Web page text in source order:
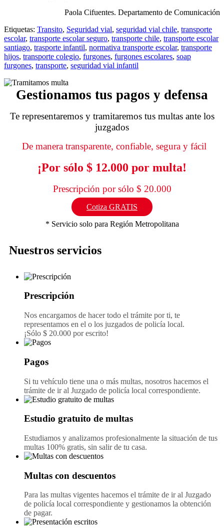
Paola Cifuentes. Departamento de Comunicación
Etiquetas: Transito, Seguridad vial, seguridad vial chile, transporte
escolar, transporte escolar seguro, transporte chile, transporte escolar
santiago, trasporte infantil, normativa transporte escolar, transporte
hijos, transporte colegio, furgones, furgones escolares, soap
furgones, transporte, seguridad vial infantil
Gestionamos tus pagos y defensa
Te representaremos y tramitaremos tus multas ante los
juzgados
De manera transparente, confiable, segura y fácil
¡Por sólo $ 12.000 por multa!
Prescripción por sólo $ 20.000
Cotiza GRATIS
* Servicio solo para Región Metropolitana
Nuestros servicios
Prescripción
Nos encargamos de hacer todo el trámite por ti, te
representamos en el o los juzgados de policía local.
¡Sólo $ 20.000 por escrito!
Pagos
Si tu vehículo tiene una o más multas, nosotros hacemos el
trámite de ir al Juzgado de policía local correspondiente.
Estudio gratuito de multas
Estudiamos y analizamos profesionalmente la situación de tus
multas 100% gratis, sin salir de tu casa.
Multas con descuentos
Para las multas vigentes hacemos el trámite de ir al Juzgado
de policía local correspondiente y gestionamos la obtención
de pagar.